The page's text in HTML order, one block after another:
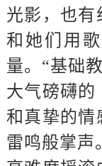
光影，也有
和她们用
量。“基础
大气磅礴的
和真挚的情
雷鸣般掌声